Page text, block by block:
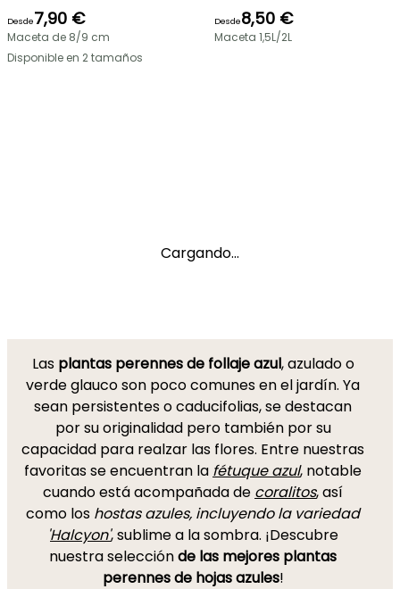
Desde7,90 €
Maceta de 8/9 cm
Disponible en 2 tamaños
Desde8,50 €
Maceta 1,5L/2L
Cargando...
Las plantas perennes de follaje azul, azulado o
verde glauco son poco comunes en el jardín. Ya
sean persistentes o caducifolias, se destacan
por su originalidad pero también por su
capacidad para realzar las flores. Entre nuestras
favoritas se encuentran la fétuque azul, notable
cuando está acompañada de coralitos, así
como los hostas azules, incluyendo la variedad
Halcyon', sublime a la sombra. ¡Descubre
nuestra selecciónde las mejores plantas
perennes de hojas azules!